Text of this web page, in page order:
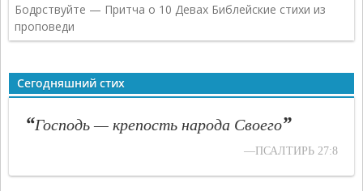
Бодрствуйте — Притча о 10 Девах Библейские стихи из
проповеди
Сегодняшний стих
“Господь — крепость народа Своего”
—ПСАЛТИРЬ 27:8